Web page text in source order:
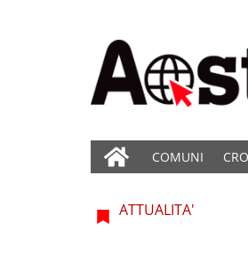
COMUNI
ATTUALITA'